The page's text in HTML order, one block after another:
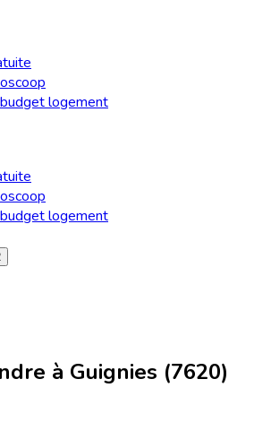
logement
logement
à Guignies (7620)